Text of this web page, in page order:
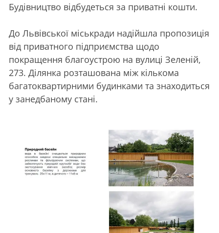
Будівництво відбудеться за приватні кошти.
До Львівської міськради надійшла пропозиція
від приватного підприємства щодо
покращення благоустрою на вулиці Зеленій,
273. Ділянка розташована між кількома
багатоквартирними будинками та знаходиться
у занедбаному стані.